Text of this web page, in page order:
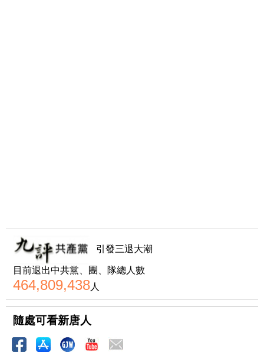
引發三退大潮
目前退出中共黨、團、隊總人數
464,809,438人
隨處可看新唐人